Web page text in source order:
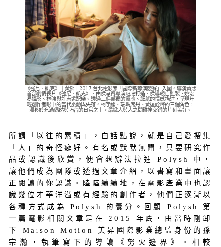
《強尼．凱克》｜黃熙｜2017 台北電影節「國際新導演競賽」入圍。導演黃熙
首部劇情長片《強尼‧凱克》，由侯孝賢導演班底打造，侯導親自監製、姚宏
易攝影、林強與許志遠配樂。透過三個孤獨的靈魂、細膩的情感描述，呈現年
輕創作者眼中的當代脈動與失落。柯宇綸、瑞瑪席丹、黃遠詮釋的三個角色，
漂移於充滿偶然與巧合的日常之上，編織人與人之間碰撞交錯的片刻美好。
所謂「以往的累積」，白話點說，就是自己愛搜集
「人」的奇怪癖好。有名或默默無聞，只要研究作
品或認識後欣賞，便會想辦法拉進 Polysh 中，
讓他們成為團隊或透過文章介紹，以書寫和畫面讓
正閱讀的你認識。陸陸續續地，在電影產業中也認
識幾位才華洋溢或有經驗的創作者，他們正逐漸以
各種方式成為 Polysh 的養分。回顧 Polysh 第
一篇電影相關文章是在 2015 年底，由當時剛卸
下 Maison Motion 美昇國際影業總監身份的孫
宗瀚，執筆寫下的導讀《努火邊界》。相較